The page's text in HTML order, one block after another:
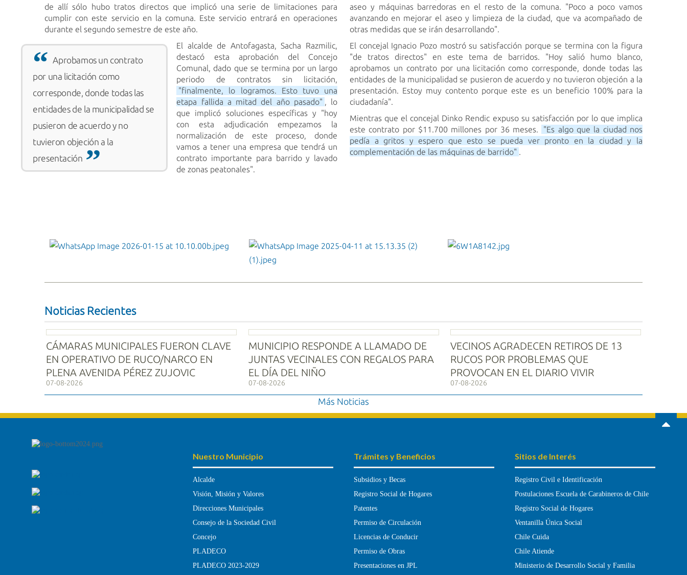
de allí sólo hubo tratos directos que implicó una serie de limitaciones para
cumplir con este servicio en la comuna. Este servicio entrará en operaciones
durante el segundo semestre de este año.
Aprobamos un contrato
por una licitación como
corresponde, donde todas las
entidades de la municipalidad se
pusieron de acuerdo y no
tuvieron objeción a la
presentación
El alcalde de Antofagasta, Sacha Razmilic,
destacó esta aprobación del Concejo
Comunal, dado que se termina por un largo
periodo de contratos sin licitación,
"finalmente, lo logramos. Esto tuvo una
etapa fallida a mitad del año pasado" , lo
que implicó soluciones específicas y "hoy
con esta adjudicación empezamos la
normalización de este proceso, donde
vamos a tener una empresa que tendrá un
contrato importante para barrido y lavado
de zonas peatonales".
aseo y máquinas barredoras en el resto de la comuna. "Poco a poco vamos
avanzando en mejorar el aseo y limpieza de la ciudad, que va acompañado de
otras medidas que se irán desarrollando".
El concejal Ignacio Pozo mostró su satisfacción porque se termina con la figura
"de tratos directos" en este tema de barridos. "Hoy salió humo blanco,
aprobamos un contrato por una licitación como corresponde, donde todas las
entidades de la municipalidad se pusieron de acuerdo y no tuvieron objeción a la
presentación. Estoy muy contento porque este es un beneficio 100% para la
ciudadanía".
Mientras que el concejal Dinko Rendic expuso su satisfacción por lo que implica
este contrato por $11.700 millones por 36 meses.
"Es algo que la ciudad nos
pedía a gritos y espero que esto se pueda ver pronto en la ciudad y la
complementación de las máquinas de barrido" .
WhatsApp Image 2026-01-15 at
10.10.00b.jpeg
WhatsApp Image 2025-04-11 at 15.13.35
(2) (1).jpeg
6W1A8142.jpg
Noticias Recientes
CÁMARAS MUNICIPALES FUERON CLAVE
EN OPERATIVO DE RUCO/NARCO EN
PLENA AVENIDA PÉREZ ZUJOVIC
07-08-2026
MUNICIPIO RESPONDE A LLAMADO DE
JUNTAS VECINALES CON REGALOS PARA
EL DÍA DEL NIÑO
07-08-2026
VECINOS AGRADECEN RETIROS DE 13
RUCOS POR PROBLEMAS QUE
PROVOCAN EN EL DIARIO VIVIR
07-08-2026
Más Noticias
Nuestro Municipio
Alcalde
Visión, Misión y Valores
Direcciones Municipales
Consejo de la Sociedad Civil
Concejo
PLADECO
PLADECO 2023-2029
Trámites y Beneficios
Subsidios y Becas
Registro Social de Hogares
Patentes
Permiso de Circulación
Licencias de Conducir
Permiso de Obras
Presentaciones en JPL
Sitios de Interés
Registro Civil e Identificación
Postulaciones Escuela de Carabineros de Chile
Registro Social de Hogares
Ventanilla Única Social
Chile Cuida
Chile Atiende
Ministerio de Desarrollo Social y Familia